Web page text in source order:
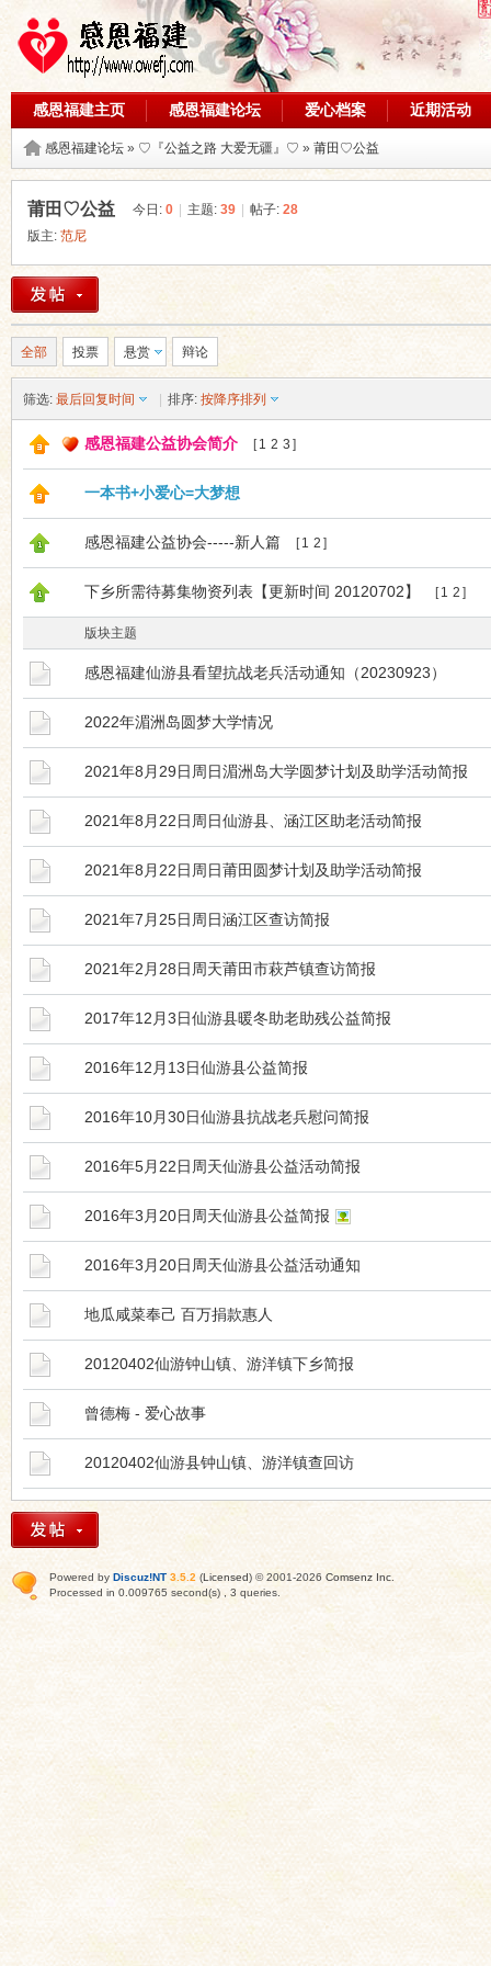
感恩福建主页 感恩福建论坛 爱心档案 近期活动
论坛搜索
感恩福建论坛 » ♡『公益之路 大爱无疆』♡ » 莆田♡公益
莆田♡公益 今日: 0 主题: 39 帖子: 28
版主: 范尼
全部 投票 悬赏 辩论
筛选: 最后回复时间 排序: 按降序排列
感恩福建公益协会简介 [ 1 2 3 ]
一本书+小爱心=大梦想
感恩福建公益协会-----新人篇 [ 1 2 ]
下乡所需待募集物资列表【更新时间 20120702】 [ 1 2 ]
版块主题
感恩福建仙游县看望抗战老兵活动通知（20230923）
2022年湄洲岛圆梦大学情况
2021年8月29日周日湄洲岛大学圆梦计划及助学活动简报
2021年8月22日周日仙游县、涵江区助老活动简报
2021年8月22日周日莆田圆梦计划及助学活动简报
2021年7月25日周日涵江区查访简报
2021年2月28日周天莆田市萩芦镇查访简报
2017年12月3日仙游县暖冬助老助残公益简报
2016年12月13日仙游县公益简报
2016年10月30日仙游县抗战老兵慰问简报
2016年5月22日周天仙游县公益活动简报
2016年3月20日周天仙游县公益简报
2016年3月20日周天仙游县公益活动通知
地瓜咸菜奉己 百万捐款惠人
20120402仙游钟山镇、游洋镇下乡简报
曾德梅 - 爱心故事
20120402仙游县钟山镇、游洋镇查回访
Powered by Discuz!NT 3.5.2 (Licensed) © 2001-2026 Comsenz Inc
Processed in 0.009765 second(s) , 3 queries.